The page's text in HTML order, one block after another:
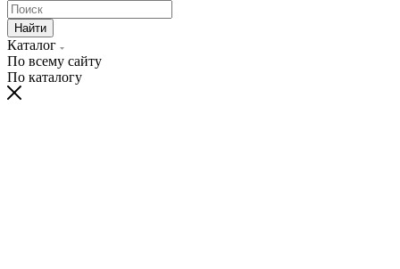
Найти
Каталог
По всему сайту
По каталогу